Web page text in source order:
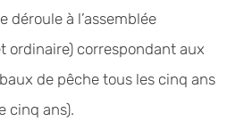
déroule à l’assemblée
ordinaire) correspondant aux
de pêche tous les cinq ans
cinq ans).